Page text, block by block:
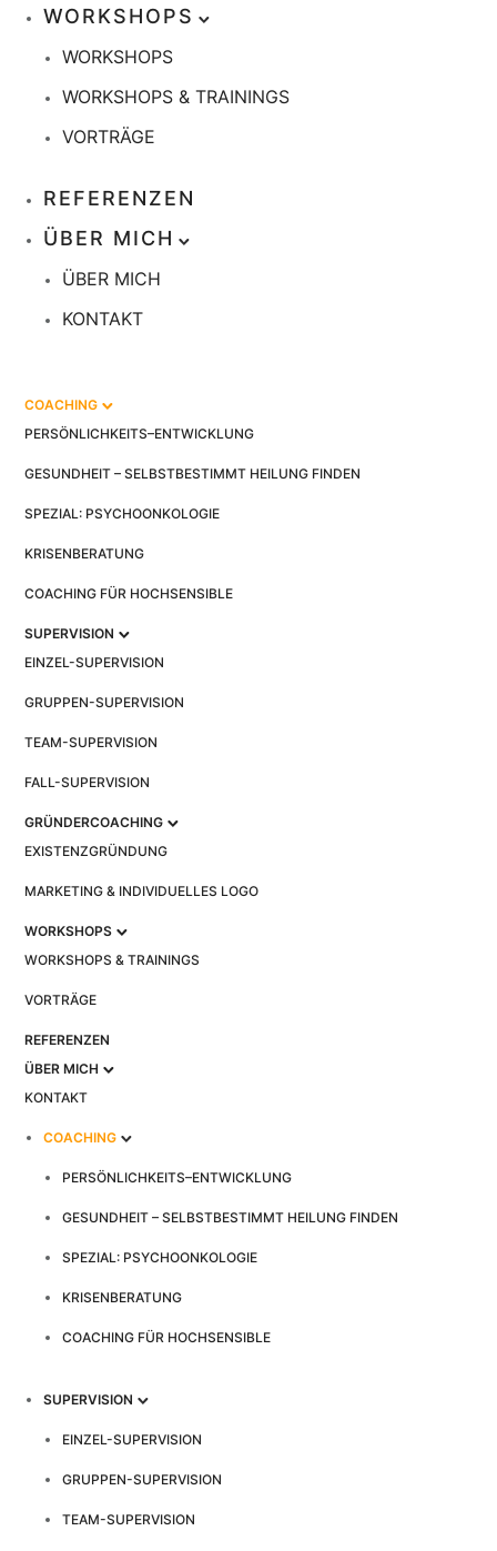
WORKSHOPS
WORKSHOPS
WORKSHOPS & TRAININGS
VORTRÄGE
REFERENZEN
ÜBER MICH
ÜBER MICH
KONTAKT
COACHING
PERSÖNLICHKEITS–ENTWICKLUNG
GESUNDHEIT – SELBSTBESTIMMT HEILUNG FINDEN
SPEZIAL: PSYCHOONKOLOGIE
KRISENBERATUNG
COACHING FÜR HOCHSENSIBLE
SUPERVISION
EINZEL-SUPERVISION
GRUPPEN-SUPERVISION
TEAM-SUPERVISION
FALL-SUPERVISION
GRÜNDERCOACHING
EXISTENZGRÜNDUNG
MARKETING & INDIVIDUELLES LOGO
WORKSHOPS
WORKSHOPS & TRAININGS
VORTRÄGE
REFERENZEN
ÜBER MICH
KONTAKT
COACHING
PERSÖNLICHKEITS–ENTWICKLUNG
GESUNDHEIT – SELBSTBESTIMMT HEILUNG FINDEN
SPEZIAL: PSYCHOONKOLOGIE
KRISENBERATUNG
COACHING FÜR HOCHSENSIBLE
SUPERVISION
EINZEL-SUPERVISION
GRUPPEN-SUPERVISION
TEAM-SUPERVISION